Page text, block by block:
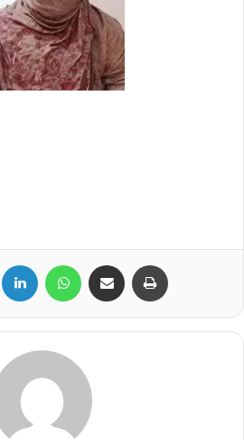
Twitter LinkedIn WhatsAppShare via Email